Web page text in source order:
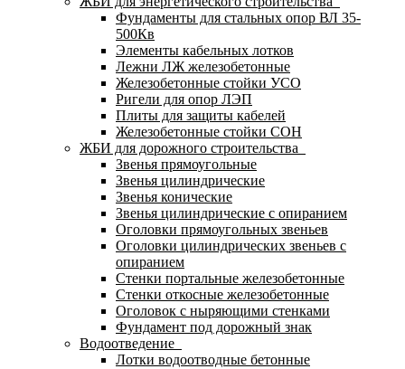
Фундаменты для стальных опор ВЛ 35-
500Кв
Элементы кабельных лотков
Лежни ЛЖ железобетонные
Железобетонные стойки УСО
Ригели для опор ЛЭП
Плиты для защиты кабелей
Железобетонные стойки СОН
ЖБИ для дорожного строительства
Звенья прямоугольные
Звенья цилиндрические
Звенья конические
Звенья цилиндрические с опиранием
Оголовки прямоугольных звеньев
Оголовки цилиндрических звеньев с
опиранием
Стенки портальные железобетонные
Стенки откосные железобетонные
Оголовок с ныряющими стенками
Фундамент под дорожный знак
Водоотведение
Лотки водоотводные бетонные